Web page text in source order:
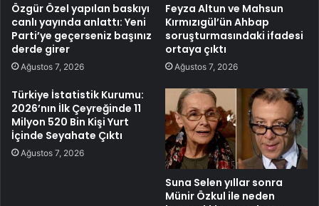
Özgür Özel yapılan baskıyı
canlı yayında anlattı: Yeni
Parti’ye geçerseniz başınız
derde girer
Ağustos 7, 2026
Feyza Altun ve Mahsun
Kırmızıgül’ün Ahbap
soruşturmasındaki ifadesi
ortaya çıktı
Ağustos 7, 2026
Türkiye İstatistik Kurumu:
2026’nın İlk Çeyreğinde 11
Milyon 520 Bin Kişi Yurt
İçinde Seyahate Çıktı
Ağustos 7, 2026
Suna Selen yıllar sonra
Münir Özkul ile neden